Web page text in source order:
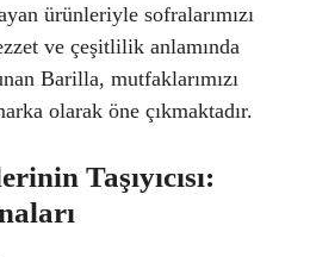
ürünleriyle sofralarımızı
ve çeşitlilik anlamında
Barilla, mutfaklarımızı
olarak öne çıkmaktadır.
Taşıyıcısı: